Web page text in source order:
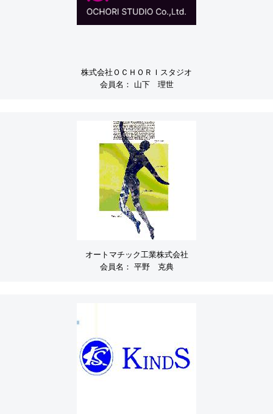
株式会社ＯＣＨＯＲＩスタジオ
会員名：
山下 理世
オートマチック工業株式会社
会員名： 平野 克典